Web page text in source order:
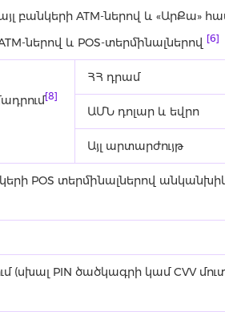
բանկերի ATM-ներով և «ԱրՔա»
ներով և POS-տերմինալներով [6]
[8]
ՀՀ դրամ
ԱՄՆ դոլար և եվրո
Այլ արտարժույթ
POS տերմինալներով
(սխալ PIN ծածկագրի կամ CVV